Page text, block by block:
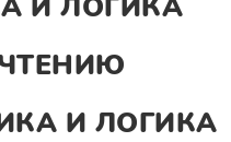
И ЛОГИКА
И ЛОГИКА